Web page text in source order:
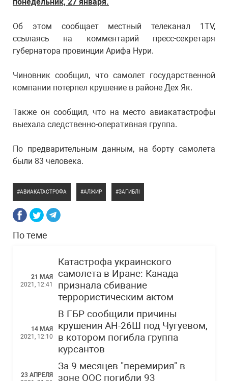
Об этом сообщает местный телеканал 1TV,
ссылаясь на комментарий пресс-секретаря
губернатора провинции Арифа Нури.
Чиновник сообщил, что самолет государственной
компании потерпел крушение в районе Дех Як.
Также он сообщил, что на место авиакатастрофы
выехала следственно-оперативная группа.
По предварительным данным, на борту самолета
были 83 человека.
АВИАКАТАСТРОФА АЛЖИР ЗАГИБЛІ
По теме
21 МАЯ
2021, 12:41
Катастрофа украинского
самолета в Иране: Канада
признала сбивание
террористическим актом
14 МАЯ
2021, 12:10
В ГБР сообщили причины
крушения АН-26Ш под Чугуевом,
в котором погибла группа
курсантов
23 АПРЕЛЯ
За 9 месяцев "перемирия" в
зоне ООС погибли 93